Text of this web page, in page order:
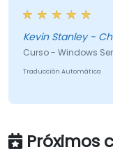
Kevin Stanley -
Curso - Windows
Traducción Automática
Próximos